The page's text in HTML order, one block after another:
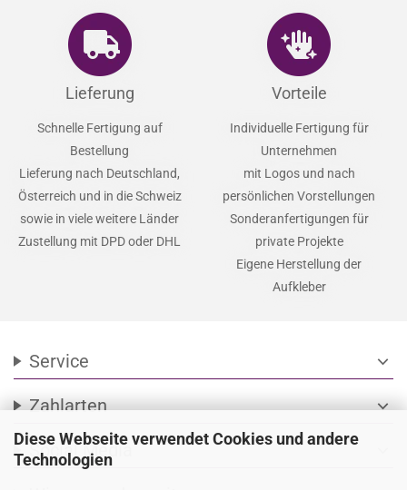
Diese Webseite verwendet Cookies und andere
Technologien
Lieferung
Schnelle Fertigung auf
Bestellung
Lieferung nach Deutschland,
Österreich und in die Schweiz
sowie in viele weitere Länder
Zustellung mit DPD oder DHL
Vorteile
Individuelle Fertigung für
Unternehmen
mit Logos und nach
persönlichen Vorstellungen
Sonderanfertigungen für
private Projekte
Eigene Herstellung der
Aufkleber
Service expand_more
Zahlarten expand_more
Social Media